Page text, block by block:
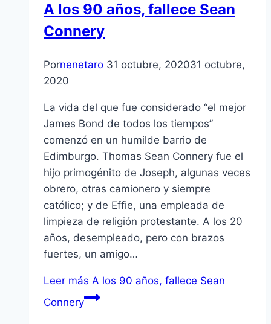
A los 90 años, fallece Sean
Connery
Pornenetaro 31 octubre, 202031 octubre,
2020
La vida del que fue considerado “el mejor
James Bond de todos los tiempos”
comenzó en un humilde barrio de
Edimburgo. Thomas Sean Connery fue el
hijo primogénito de Joseph, algunas veces
obrero, otras camionero y siempre
católico; y de Effie, una empleada de
limpieza de religión protestante. A los 20
años, desempleado, pero con brazos
fuertes, un amigo…
Leer más A los 90 años, fallece Sean
Connery